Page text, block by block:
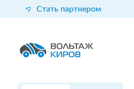
Стать партнером